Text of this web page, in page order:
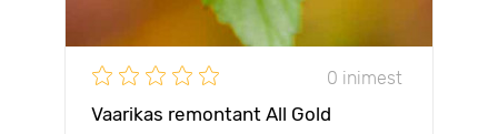
0 inimest
Vaarikas remontant All Gold